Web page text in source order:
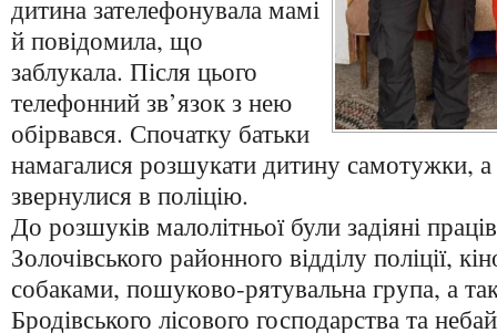
дитина зателефонувала мамі
й повідомила, що
заблукала. Після цього
телефонний зв’язок з нею
обірвався. Спочатку батьки
намагалися розшукати дитину самотужки, а
звернулися в поліцію.
До розшуків малолітньої були задіяні
Золочівського районного відділу поліції,
собаками, пошуково-рятувальна група, а
Бродівського лісового господарства та